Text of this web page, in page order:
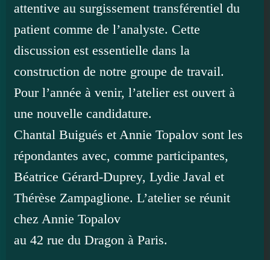
attentive au surgissement transférentiel du
patient comme de l’analyste. Cette
discussion est essentielle dans la
construction de notre groupe de travail.
Pour l’année à venir, l’atelier est ouvert à
une nouvelle candidature.
Chantal Buigués et Annie Topalov sont les
répondantes avec, comme participantes,
Béatrice Gérard-Duprey, Lydie Javal et
Thérèse Zampaglione. L’atelier se réunit
chez Annie Topalov
au 42 rue du Dragon à Paris.